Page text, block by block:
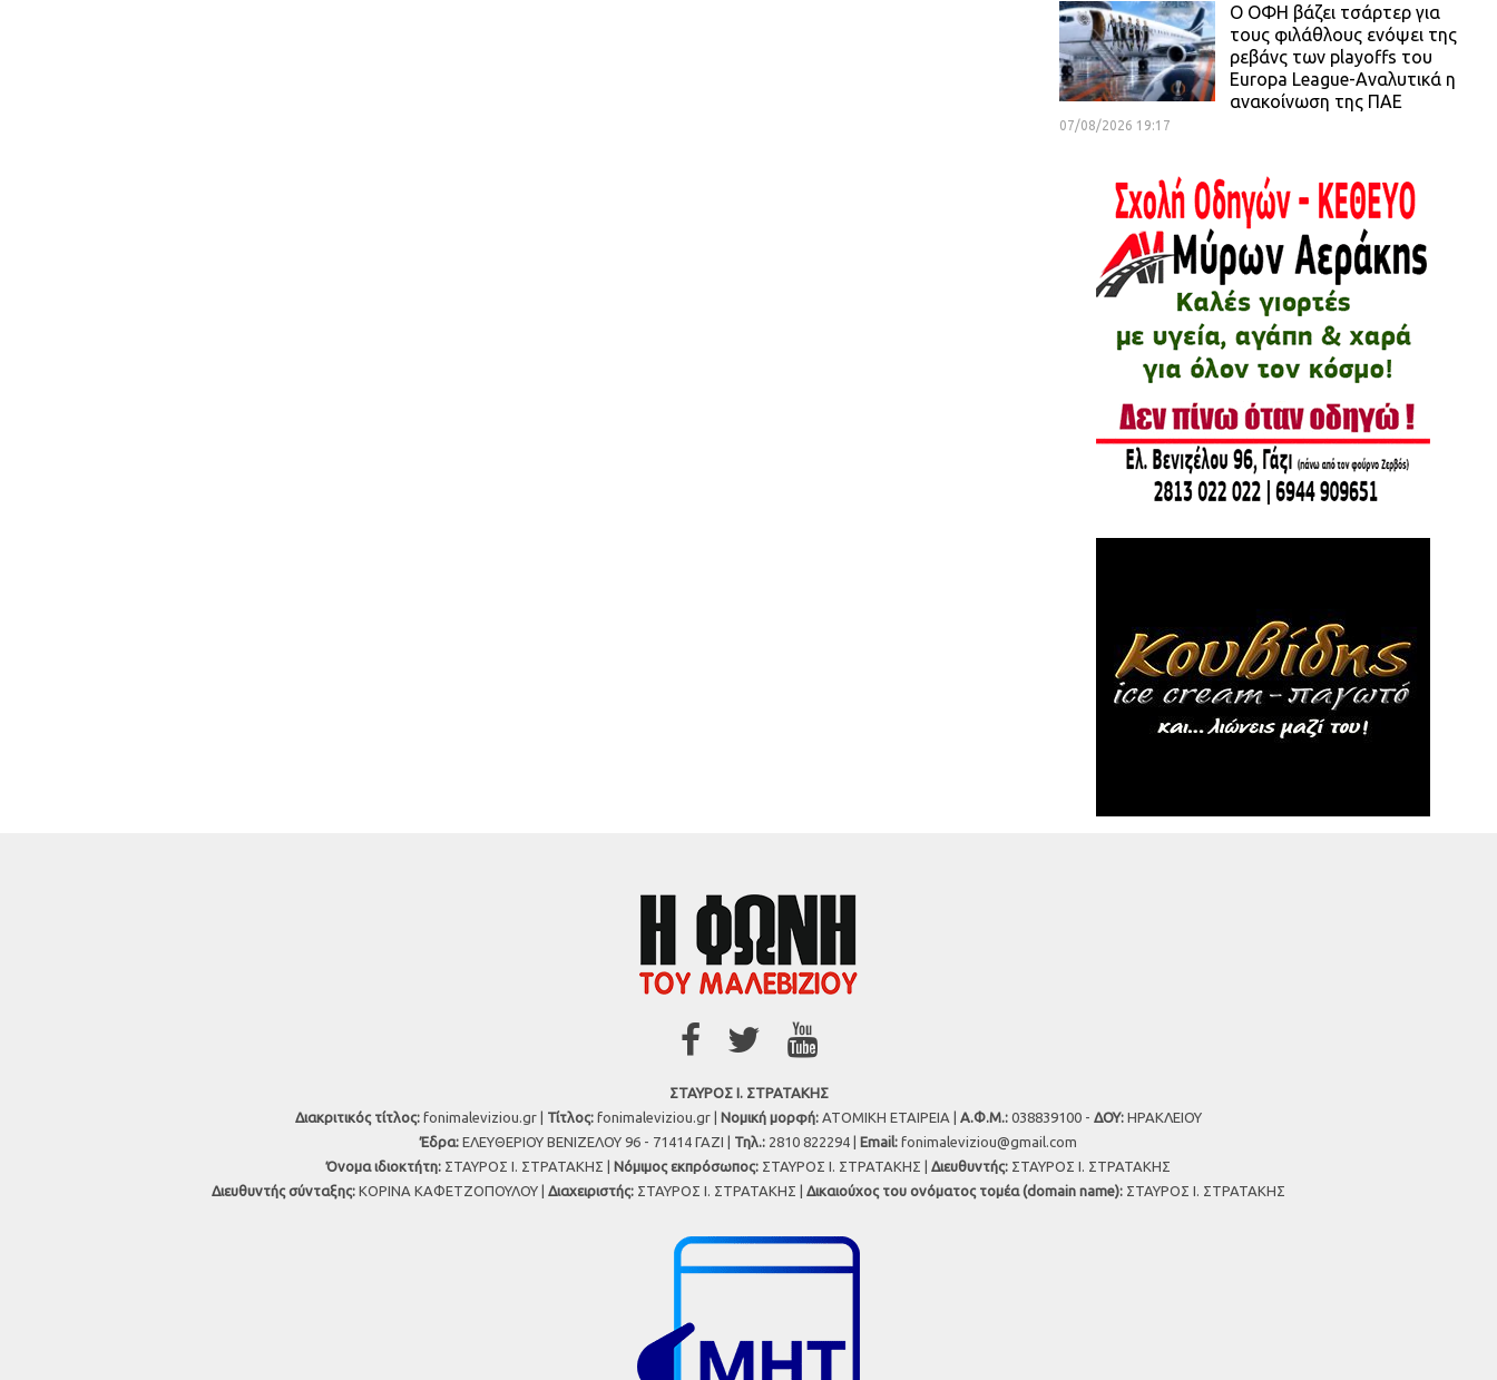
Ο ΟΦΗ βάζει τσάρτερ για
τους φιλάθλους ενόψει της
ρεβάνς των playoffs του
Europa League-Αναλυτικά η
ανακοίνωση της ΠΑΕ
07/08/2026 19:17
ΣΤΑΥΡΟΣ Ι. ΣΤΡΑΤΑΚΗΣ
Διακριτικός τίτλος: fonimaleviziou.gr | Τίτλος: fonimaleviziou.gr | Νομική μορφή: ΑΤΟΜΙΚΗ ΕΤΑΙΡΕΙΑ | Α.Φ.Μ.: 038839100 - ΔΟΥ: ΗΡΑΚΛΕΙΟΥ
Έδρα: ΕΛΕΥΘΕΡΙΟΥ ΒΕΝΙΖΕΛΟΥ 96 - 71414 ΓΑΖΙ | Τηλ.: 2810 822294 | Εmail: fonimaleviziou@gmail.com
Όνομα ιδιοκτήτη: ΣΤΑΥΡΟΣ Ι. ΣΤΡΑΤΑΚΗΣ | Νόμιμος εκπρόσωπος: ΣΤΑΥΡΟΣ Ι. ΣΤΡΑΤΑΚΗΣ | Διευθυντής: ΣΤΑΥΡΟΣ Ι. ΣΤΡΑΤΑΚΗΣ
Διευθυντής σύνταξης: ΚΟΡΙΝΑ ΚΑΦΕΤΖΟΠΟΥΛΟΥ | Διαχειριστής: ΣΤΑΥΡΟΣ Ι. ΣΤΡΑΤΑΚΗΣ | Δικαιούχος του ονόματος τομέα (domain name): ΣΤΑΥΡΟΣ Ι. ΣΤΡΑΤΑΚΗΣ